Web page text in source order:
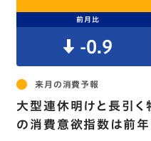
前月比
-0.9
来月の消費予報
大型連休明けと長引く
の消費意欲指数は前